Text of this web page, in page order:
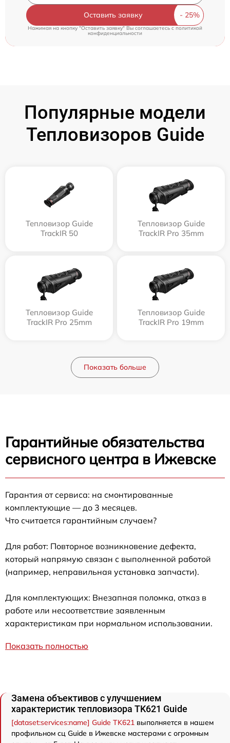
Оставить заявку
Нажимая на кнопку "Оставить заявку" Вы соглашаетесь cполитикой
конфиденциальности
Популярные модели
Тепловизоров Guide
Тепловизор Guide
TrackIR 50
Тепловизор Guide
TrackIR Pro 35mm
Тепловизор Guide
TrackIR Pro 25mm
Тепловизор Guide
TrackIR Pro 19mm
Показать больше
Гарантийные обязательства
сервисного центра в Ижевске
Гарантия от сервиса: на смонтированные
комплектующие — до 3 месяцев.
Что считается гарантийным случаем?
Для работ: Повторное возникновение дефекта,
который напрямую связан с выполненной работой
(например, неправильная установка запчасти).
Для комплектующих: Внезапная поломка, отказ в
работе или несоответствие заявленным
характеристикам при нормальном использовании.
Показать полностью
Замена объективов с улучшением
характеристик тепловизора TK621 Guide
[dataset:services:name] Guide TK621 выполняется в нашем
профильном сц Guide в Ижевске мастерами с огромным